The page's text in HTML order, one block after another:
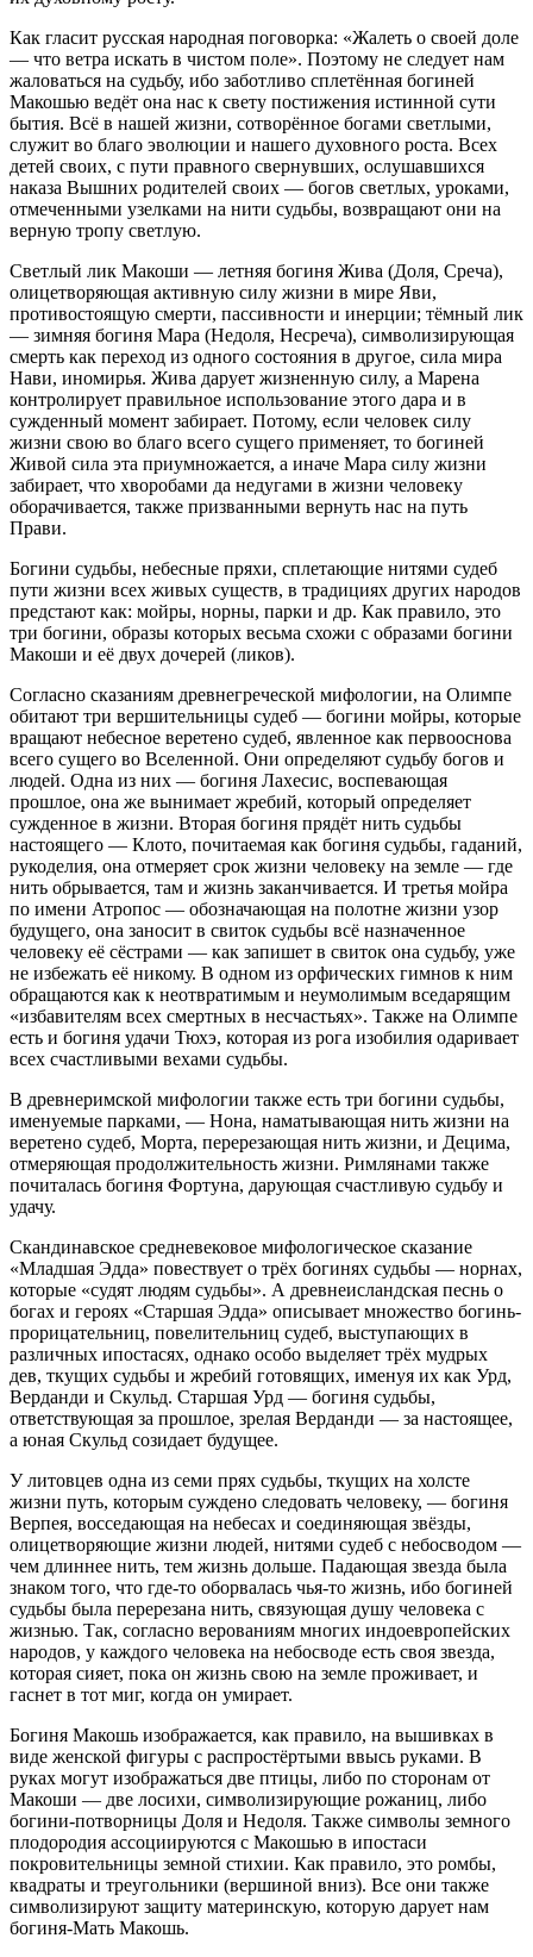
Как гласит русская народная поговорка: «Жалеть о своей доле
— что ветра искать в чистом поле». Поэтому не следует нам
жаловаться на судьбу, ибо заботливо сплетённая богиней
Макошью ведёт она нас к свету постижения истинной сути
бытия. Всё в нашей жизни, сотворённое богами светлыми,
служит во благо эволюции и нашего духовного роста. Всех
детей своих, с пути правного свернувших, ослушавшихся
наказа Вышних родителей своих — богов светлых, уроками,
отмеченными узелками на нити судьбы, возвращают они на
верную тропу светлую.
Светлый лик Макоши — летняя богиня Жива (Доля, Среча),
олицетворяющая активную силу жизни в мире Яви,
противостоящую смерти, пассивности и инерции; тёмный лик
— зимняя богиня Мара (Недоля, Несреча), символизирующая
смерть как переход из одного состояния в другое, сила мира
Нави, иномирья. Жива дарует жизненную силу, а Марена
контролирует правильное использование этого дара и в
сужденный момент забирает. Потому, если человек силу
жизни свою во благо всего сущего применяет, то богиней
Живой сила эта приумножается, а иначе Мара силу жизни
забирает, что хворобами да недугами в жизни человеку
оборачивается, также призванными вернуть нас на путь
Прави.
Богини судьбы, небесные пряхи, сплетающие нитями судеб
пути жизни всех живых существ, в традициях других народов
предстают как: мойры, норны, парки и др. Как правило, это
три богини, образы которых весьма схожи с образами богини
Макоши и её двух дочерей (ликов).
Согласно сказаниям древнегреческой мифологии, на Олимпе
обитают три вершительницы судеб — богини мойры, которые
вращают небесное веретено судеб, явленное как первооснова
всего сущего во Вселенной. Они определяют судьбу богов и
людей. Одна из них — богиня Лахесис, воспевающая
прошлое, она же вынимает жребий, который определяет
сужденное в жизни. Вторая богиня прядёт нить судьбы
настоящего — Клото, почитаемая как богиня судьбы, гаданий,
рукоделия, она отмеряет срок жизни человеку на земле — где
нить обрывается, там и жизнь заканчивается. И третья мойра
по имени Атропос — обозначающая на полотне жизни узор
будущего, она заносит в свиток судьбы всё назначенное
человеку её сёстрами — как запишет в свиток она судьбу, уже
не избежать её никому. В одном из орфических гимнов к ним
обращаются как к неотвратимым и неумолимым вседарящим
«избавителям всех смертных в несчастьях». Также на Олимпе
есть и богиня удачи Тюхэ, которая из рога изобилия одаривает
всех счастливыми вехами судьбы.
В древнеримской мифологии также есть три богини судьбы,
именуемые парками, — Нона, наматывающая нить жизни на
веретено судеб, Морта, перерезающая нить жизни, и Децима,
отмеряющая продолжительность жизни. Римлянами также
почиталась богиня Фортуна, дарующая счастливую судьбу и
удачу.
Скандинавское средневековое мифологическое сказание
«Младшая Эдда» повествует о трёх богинях судьбы — норнах,
которые «судят людям судьбы». А древнеисландская песнь о
богах и героях «Старшая Эдда» описывает множество богинь-
прорицательниц, повелительниц судеб, выступающих в
различных ипостасях, однако особо выделяет трёх мудрых
дев, ткущих судьбы и жребий готовящих, именуя их как Урд,
Верданди и Скульд. Старшая Урд — богиня судьбы,
ответствующая за прошлое, зрелая Верданди — за настоящее,
а юная Скульд созидает будущее.
У литовцев одна из семи прях судьбы, ткущих на холсте
жизни путь, которым суждено следовать человеку, — богиня
Верпея, восседающая на небесах и соединяющая звёзды,
олицетворяющие жизни людей, нитями судеб с небосводом —
чем длиннее нить, тем жизнь дольше. Падающая звезда была
знаком того, что где-то оборвалась чья-то жизнь, ибо богиней
судьбы была перерезана нить, связующая душу человека с
жизнью. Так, согласно верованиям многих индоевропейских
народов, у каждого человека на небосводе есть своя звезда,
которая сияет, пока он жизнь свою на земле проживает, и
гаснет в тот миг, когда он умирает.
Богиня Макошь изображается, как правило, на вышивках в
виде женской фигуры с распростёртыми ввысь руками. В
руках могут изображаться две птицы, либо по сторонам от
Макоши — две лосихи, символизирующие рожаниц, либо
богини-потворницы Доля и Недоля. Также символы земного
плодородия ассоциируются с Макошью в ипостаси
покровительницы земной стихии. Как правило, это ромбы,
квадраты и треугольники (вершиной вниз). Все они также
символизируют защиту материнскую, которую дарует нам
богиня-Мать Макошь.